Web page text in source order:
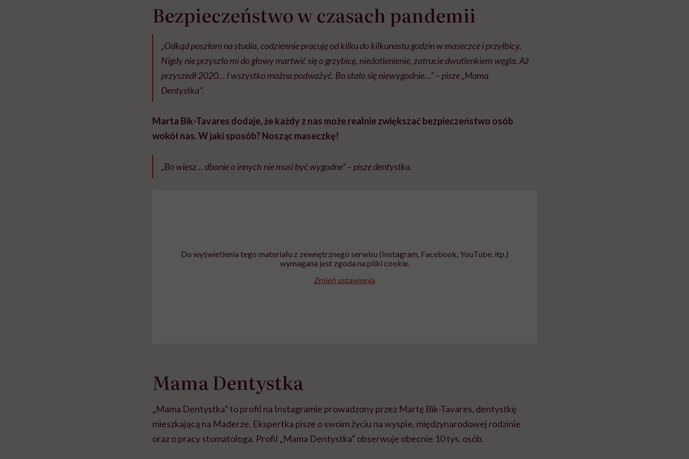
Bezpieczeństwo w czasach pandemii
„Odkąd poszłam na studia, codziennie pracuję od kilku do kilkunastu godzin w maseczce i przyłbicy.
Nigdy nie przyszło mi do głowy martwić się o grzybicę, niedotlenienie, zatrucie dwutlenkiem węgla. Aż
przyszedł 2020… I wszystko można podważyć. Bo stało się niewygodnie…” – pisze „Mama
Dentystka”.
Marta Bik-Tavares dodaje, że każdy z nas może realnie zwiększać bezpieczeństwo osób
wokół nas. W jaki sposób? Nosząc maseczkę!
„Bo wiesz… dbanie o innych nie musi być wygodne” – pisze dentystka.
Do wyświetlenia tego materiału z zewnętrznego serwisu (Instagram, Facebook, YouTube, itp.)
wymagana jest zgoda na pliki cookie.
Zmień ustawienia
Mama Dentystka
„Mama Dentystka” to profil na Instagramie prowadzony przez Martę Bik-Tavares, dentystkę
mieszkającą na Maderze. Ekspertka pisze o swoim życiu na wyspie, międzynarodowej rodzinie
oraz o pracy stomatologa. Profil „Mama Dentystka” obserwuje obecnie 10 tys. osób.